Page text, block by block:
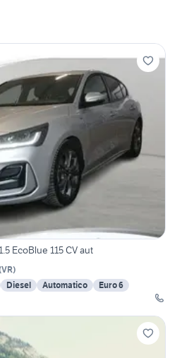
EcoBlue 115 CV aut
VR)
Diesel Automatico
Euro 6